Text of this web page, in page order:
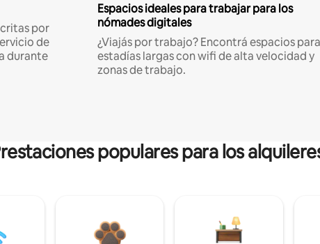
por
de
durante
Espacios ideales para trabajar para los
nómades digitales
¿Viajás por trabajo? Encontrá espacios para
estadías largas con wifi de alta velocidad y
zonas de trabajo.
populares para los